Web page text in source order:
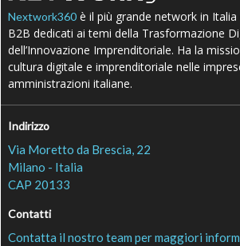
Nextwork360 è il più grande network in
B2B dedicati ai temi della Trasformazione
dell’Innovazione Imprenditoriale. Ha la
cultura digitale e imprenditoriale nelle
amministrazioni italiane.
Indirizzo
Via Moretto da Brescia, 22
Milano - Italia
CAP 20133
Contatti
Contatta il nostro team per maggiori